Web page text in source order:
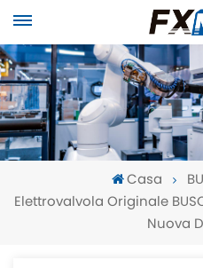
Casa
Elettrovalvola Originale
Nuova